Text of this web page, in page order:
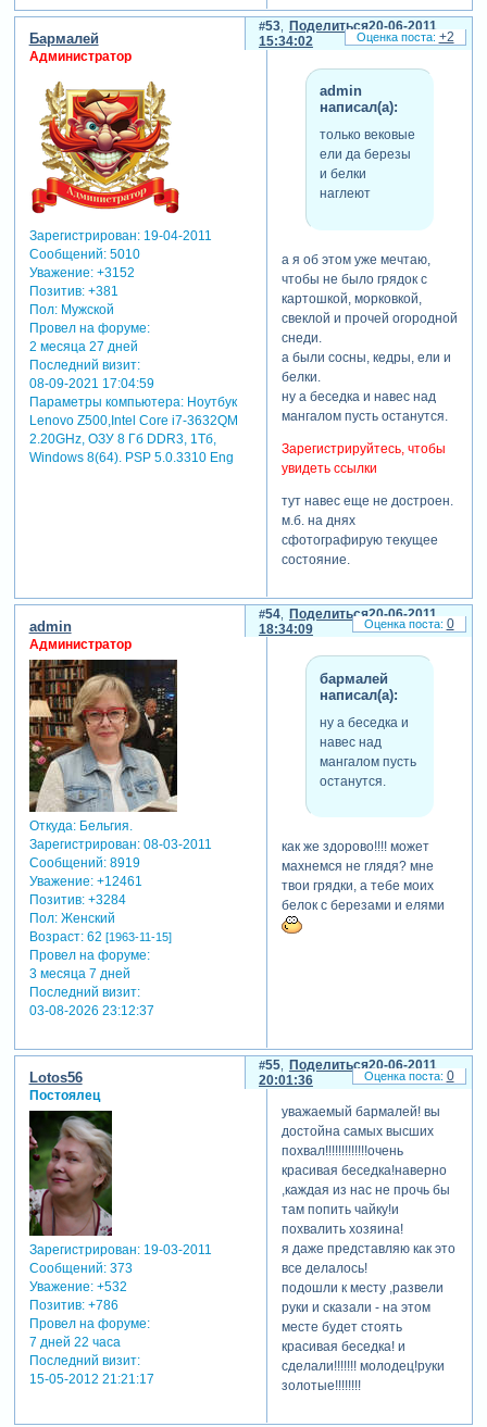
Поделиться
53
20-06-2011
15:34:02
Бармалей
Администратор
Зарегистрирован: 19-04-2011
Сообщений:5010
Уважение: +3152
Позитив: +381
Пол:Мужской
Провел на форуме:
2 месяца 27 дней
Последний визит:
08-09-2021 17:04:59
Параметры компьютера:Ноутбук
Lenovo Z500,Intel Core i7-3632QM
2.20GHz, ОЗУ 8 Гб DDR3, 1Тб,
Windows 8(64). PSP 5.0.3310 Eng
admin
написал(а):
только вековые
ели да березы
и белки
наглеют
а я об этом уже мечтаю,
чтобы не было грядок с
картошкой, морковкой,
свеклой и прочей огородной
снеди.
а были сосны, кедры, ели и
белки.
ну а беседка и навес над
мангалом пусть останутся.
Зарегистрируйтесь, чтобы
увидеть ссылки
тут навес еще не достроен.
м.б. на днях
сфотографирую текущее
состояние.
+2
Поделиться
54
20-06-2011
18:34:09
admin
Администратор
Откуда:Бельгия.
Зарегистрирован: 08-03-2011
Сообщений:8919
Уважение: +12461
Позитив: +3284
Пол:Женский
Возраст:62 [1963-11-15]
Провел на форуме:
3 месяца 7 дней
Последний визит:
03-08-2026 23:12:37
бармалей
написал(а):
ну а беседка и
навес над
мангалом пусть
останутся.
как же здорово!!!! может
махнемся не глядя? мне
твои грядки, а тебе моих
белок с березами и елями
0
Поделиться
55
20-06-2011
20:01:36
Lotos56
Постоялец
Зарегистрирован: 19-03-2011
Сообщений:373
Уважение: +532
Позитив: +786
Провел на форуме:
7 дней 22 часа
Последний визит:
15-05-2012 21:21:17
уважаемый бармалей! вы
достойна самых высших
похвал!!!!!!!!!!!!!очень
красивая беседка!наверно
,каждая из нас не прочь бы
там попить чайку!и
похвалить хозяина!
я даже представляю как это
все делалось!
подошли к месту ,развели
руки и сказали - на этом
месте будет стоять
красивая беседка! и
сделали!!!!!!! молодец!руки
золотые!!!!!!!!
0